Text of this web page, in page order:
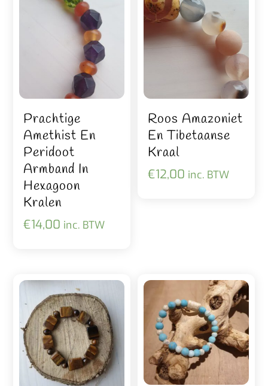
Prachtige
Amethist En
Peridoot
Armband In
Hexagoon
Kralen
€14,00 inc. BTW
Roos Amazoniet
En Tibetaanse
Kraal
€12,00 inc. BTW